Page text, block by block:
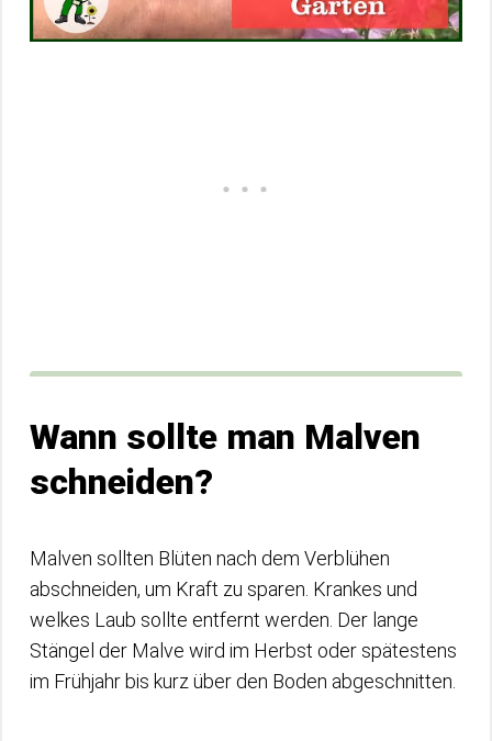
Wann sollte man Malven
schneiden?
Malven sollten Blüten nach dem Verblühen
abschneiden, um Kraft zu sparen. Krankes und
welkes Laub sollte entfernt werden. Der lange
Stängel der Malve wird im Herbst oder spätestens
im Frühjahr bis kurz über den Boden abgeschnitten.